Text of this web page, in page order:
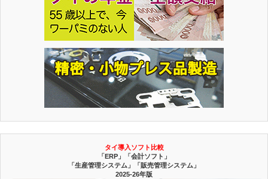
タイ導入ソフト比較
「ERP」「会計ソフト」
「生産管理システム」「販売管理システム」
2025-26年版